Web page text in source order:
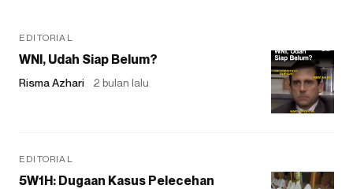
EDITORIAL
WNI, Udah Siap Belum?
Risma Azhari 2 bulan lalu
EDITORIAL
5W1H: Dugaan Kasus Pelecehan